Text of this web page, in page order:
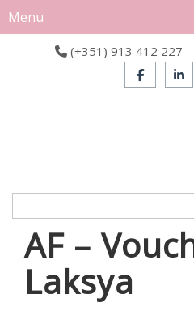
Menu
(+351) 913 412 227
AF –
Laksya